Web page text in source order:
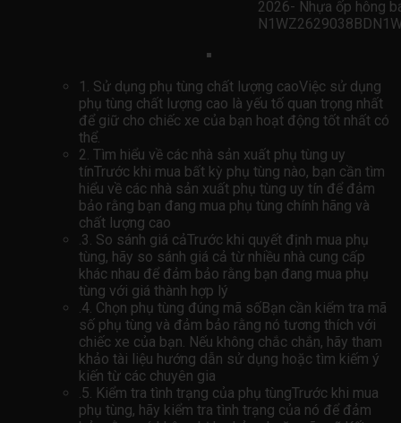
2026- Nhựa ốp hông
1. Sử dụng phụ tùng chất lượng caoViệc sử dụng
phụ tùng chất lượng cao là yếu tố quan trọng nhất
để giữ cho chiếc xe của bạn hoạt động tốt nhất có
thể.
2. Tìm hiểu về các nhà sản xuất phụ tùng uy
tínTrước khi mua bất kỳ phụ tùng nào, bạn cần tìm
hiểu về các nhà sản xuất phụ tùng uy tín để đảm
bảo rằng bạn đang mua phụ tùng chính hãng và
chất lượng cao
.3. So sánh giá cảTrước khi quyết định mua phụ
tùng, hãy so sánh giá cả từ nhiều nhà cung cấp
khác nhau để đảm bảo rằng bạn đang mua phụ
tùng với giá thành hợp lý
.4. Chọn phụ tùng đúng mã sốBạn cần kiểm tra mã
số phụ tùng và đảm bảo rằng nó tương thích với
chiếc xe của bạn. Nếu không chắc chắn, hãy tham
khảo tài liệu hướng dẫn sử dụng hoặc tìm kiếm ý
kiến ​​từ các chuyên gia
.5. Kiểm tra tình trạng của phụ tùngTrước khi mua
phụ tùng, hãy kiểm tra tình trạng của nó để đảm